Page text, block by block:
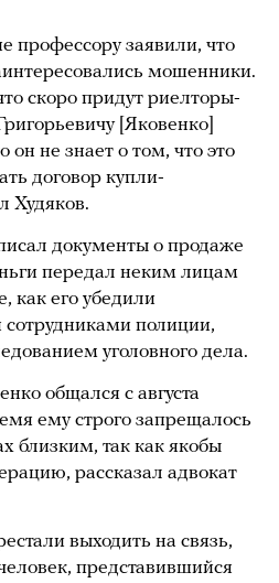
профессору заявили, что
мошенники.
скоро придут риелторы-
[Яковенко]
он не знает о том, что это
договор купли-
Худяков.
документы о продаже
передал неким лицам
как его убедили
полиции,
уголовного дела.
общался с августа
ему строго запрещалось
близким, так как якобы
рассказал адвокат
выходить на связь,
представившийся